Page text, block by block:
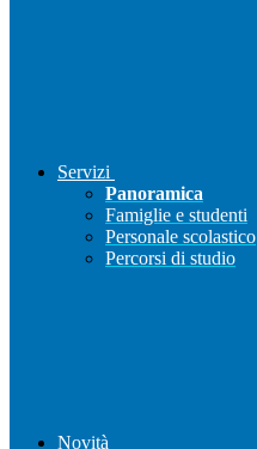
Servizi
Panoramica
Famiglie e studenti
Personale scolastico
Percorsi di studio
Novità